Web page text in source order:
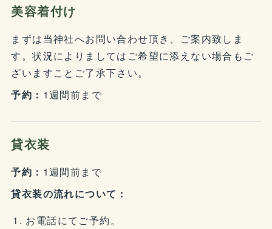
美容着付け
まずは当神社へお問い合わせ頂き、ご案内致しま
す。状況によりましてはご希望に添えない場合もご
ざいますことご了承下さい。
予約： 1週間前まで
貸衣装
予約： 1週間前まで
貸衣装の流れについて：
お電話にてご予約。